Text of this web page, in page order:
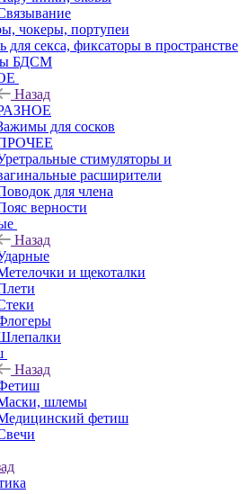
чокеры, портупеи
для секса, фиксаторы в пространстве
БДСМ
Назад
для сосков
стимуляторы и
расширители
для члена
верности
Назад
и щекоталки
Назад
шлемы
фетиш